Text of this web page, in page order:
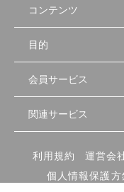
コンテンツ
無料開業相談
セミナー情報
セミナー動画
物件を探す
首都圏
北海道
先輩開業者の声
開業・経営に関
目的
店舗運営
物件
内装・設備
食材・仕入れ
会員サービス
会員登録
ログイン
関連サービス
飲食店サクセスガイ
利用規約 運営会
個人情報保護方